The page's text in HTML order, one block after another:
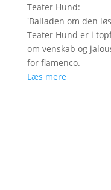
Teater Hund:
'Balladen om den
Teater Hund er i
om venskab og
for flamenco.
Læs mere